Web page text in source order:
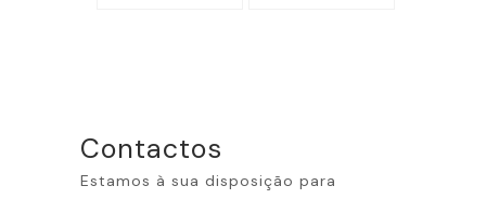
Contactos
Estamos à sua disposição para